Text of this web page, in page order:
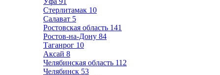
Стерлитамак 10
Салават 5
Ростовская область 141
Ростов-на-Дону 84
Таганрог 10
Аксай 8
Челябинская область 112
Челябинск 53